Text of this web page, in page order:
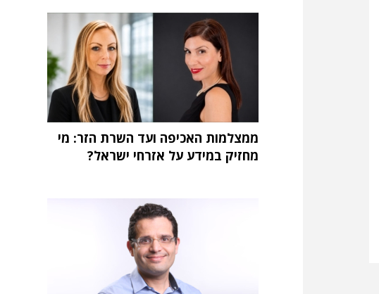
ממצלמות האכיפה ועד השרת הזר: מי
מחזיק במידע על אזרחי ישראל?